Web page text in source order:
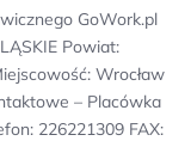
GoWork.pl
Powiat:
Wrocław
– Placówka
226221309 FAX: